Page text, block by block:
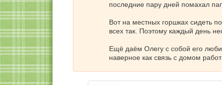
последние пару дней помахал
Вот на местных горшках сидеть
всех так. Поэтому каждый день
Ещё даём Олегу с собой его
наверное как связь с домом